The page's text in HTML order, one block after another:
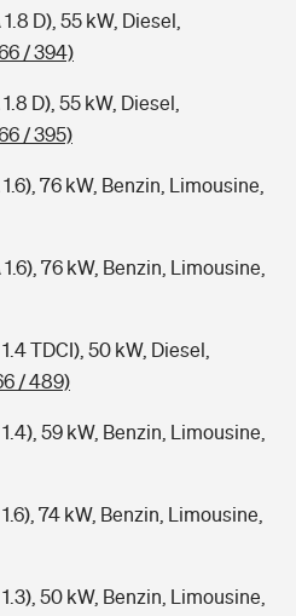
D), 55 kW, Diesel,
/ 394)
D), 55 kW, Diesel,
/ 395)
76 kW, Benzin, Limousine,
76 kW, Benzin, Limousine,
TDCI), 50 kW, Diesel,
/ 489)
59 kW, Benzin, Limousine,
74 kW, Benzin, Limousine,
50 kW, Benzin, Limousine,